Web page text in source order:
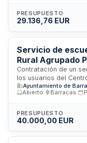
inicial del contrato
dos años
PRESUPUESTO
29.136,76 EUR
Servicio de
Rural Agrupado
Barracas
Contratación de un
los usuarios del
aulario ubicado en
actividades
garantizando la
cualificado. La
realizados.
Ayuntamiento de
Abierto
Barracas
PRESUPUESTO
40.000,00 EUR